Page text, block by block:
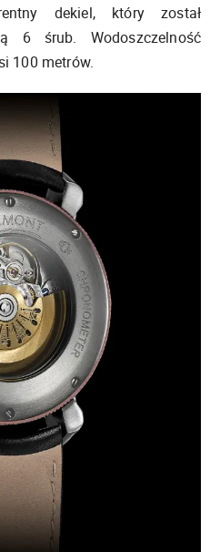
dekiel, który został
6 śrub. Wodoszczelność
100 metrów.